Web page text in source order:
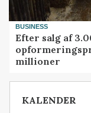
BUSINESS
Efter salg af
millioner
KALENDER